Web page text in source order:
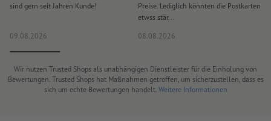
sind gern seit Jahren Kunde!
09.08.2026
Preise. Lediglich könnten die Postkarten
etwss stär...
08.08.2026
Wir nutzen Trusted Shops als unabhängigen Dienstleister für die Einholung von
Bewertungen. Trusted Shops hat Maßnahmen getroffen, um sicherzustellen, dass es
sich um echte Bewertungen handelt. Weitere Informationen